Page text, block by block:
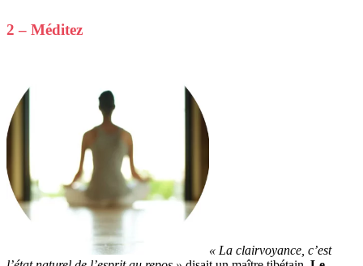
2 – Méditez
« La clairvoyance, c’est